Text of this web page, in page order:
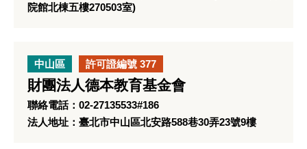
院館北棟五樓270503室)
中山區 許可證編號 377
財團法人德本教育基金會
聯絡電話：02-27135533#186
法人地址：臺北市中山區北安路588巷30弄23號9樓